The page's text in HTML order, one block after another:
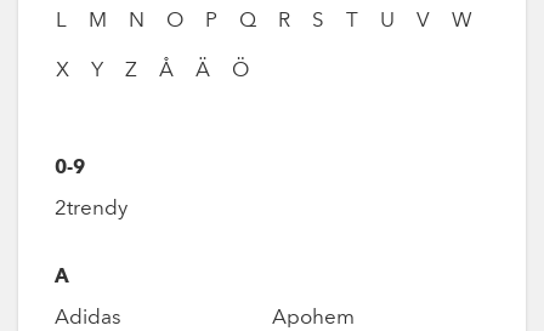
L M N O P Q R S U V W
X Y Z Å Ä Ö
0-9
2trendy
A
Adidas Apohem